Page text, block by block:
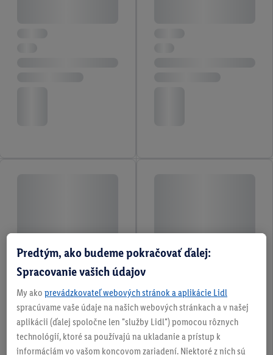
Predtým, ako budeme pokračovať ďalej:
Spracovanie vašich údajov
My ako prevádzkovateľ webových stránok a aplikácie Lidl
spracúvame vaše údaje na našich webových stránkach a v našej
aplikácii (ďalej spoločne len "služby Lidl") pomocou rôznych
technológií, ktoré sa používajú na ukladanie a prístup k
informáciám vo vašom koncovom zariadení. Niektoré z nich sú